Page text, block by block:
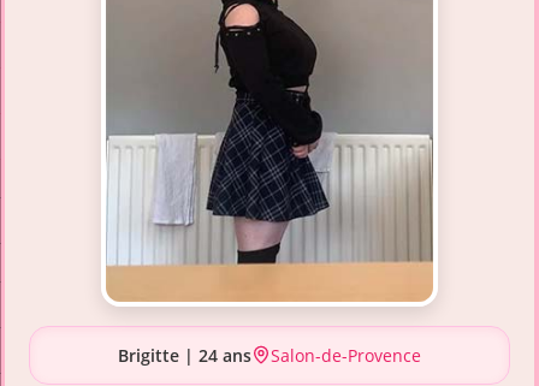
Brigitte | 24 ans Salon-de-Provence